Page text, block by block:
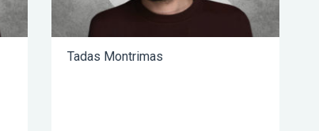
Tadas Montrimas